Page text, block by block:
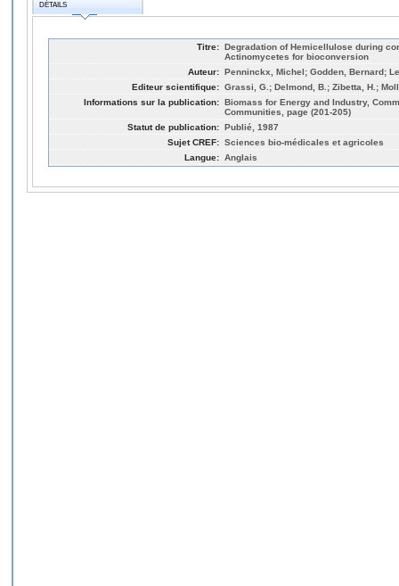
DÉTAILS
Titre: Degradation of Hemicellulose during
Actinomycetes for bioconversion
Auteur: Penninckx, Michel; Godden, Bernard;
Editeur scientifique: Grassi, G.; Delmond, B.; Zibetta, H.;
Informations sur la publication: Biomass for Energy and Industry,
Communities, page (201-205)
Statut de publication: Publié, 1987
Sujet CREF: Sciences bio-médicales et agricoles
Langue: Anglais